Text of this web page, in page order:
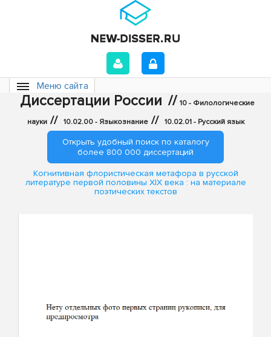
Меню сайта
Диссертации России // 10 - Филологические
науки // 10.02.00 - Языкознание // 10.02.01 - Русский язык
Открыть удобный поиск по каталогу
более 800 000 диссертаций
Когнитивная флористическая метафора в русской
литературе первой половины XIX века : на материале
поэтических текстов